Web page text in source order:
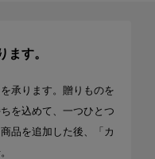
ます。
承ります。贈りものを
を込めて、一つひとつ
品を追加した後、「カ